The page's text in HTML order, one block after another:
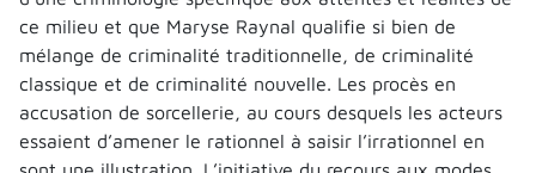
ce milieu et que Maryse Raynal qualifie si bien de
mélange de criminalité traditionnelle, de criminalité
classique et de criminalité nouvelle. Les procès en
accusation de sorcellerie, au cours desquels les acteurs
essaient d’amener le rationnel à saisir l’irrationnel en